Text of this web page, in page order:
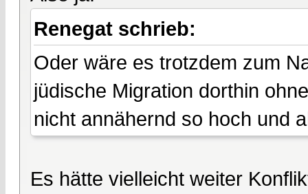
Renegat schrieb:
Oder wäre es trotzdem zum
jüdische Migration dorthin
nicht annähernd so hoch und
Es hätte vielleicht weiter